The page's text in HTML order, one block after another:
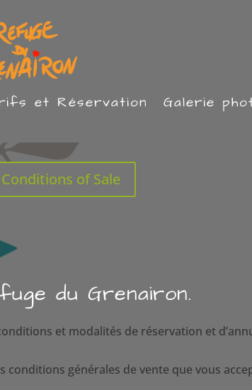
et Réservation Galerie
of Sale
du Grenairon.
et modalités de réservation et
générales de vente que vous